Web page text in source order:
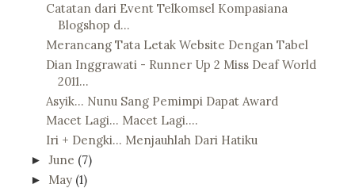
Catatan dari Event Telkomsel Kompasiana
Blogshop d...
Merancang Tata Letak Website Dengan Tabel
Dian Inggrawati - Runner Up 2 Miss Deaf World
2011...
Asyik... Nunu Sang Pemimpi Dapat Award
Macet Lagi... Macet Lagi....
Iri + Dengki... Menjauhlah Dari Hatiku
► June (7)
► May (1)